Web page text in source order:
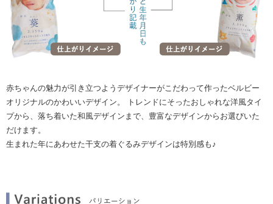
赤ちゃんの魅力が引き立つようデザイナーがこだわって作ったベルビー
オリジナルのかわいいデザイン。 トレンドにそったおしゃれな洋風タイ
プから、落ち着いた和風デザインまで、豊富なデザインからお選びいた
だけます。
生まれた年にあわせた干支の着ぐるみデザインは特別感も♪